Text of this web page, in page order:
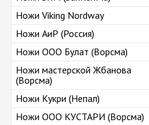
Ножи Viking Nordway
Ножи АиР (Россия)
Ножи ООО Булат (Ворсма)
Ножи мастерской Жбанова
(Ворсма)
Ножи Кукри (Непал)
Ножи ООО КУСТАРИ (Ворсма)